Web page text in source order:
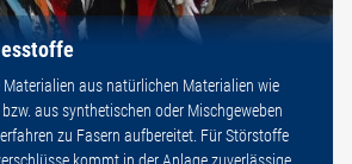
Materialien aus natürlichen Materialien wie
aus synthetischen oder Mischgeweben
zu Fasern aufbereitet. Für Störstoffe